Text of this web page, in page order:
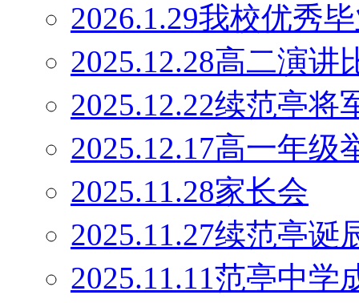
2026.1.29我校优秀
2025.12.28高二演讲
2025.12.22续范亭将
2025.12.17高一年级
2025.11.28家长会
2025.11.27续范亭诞
2025.11.11范亭中